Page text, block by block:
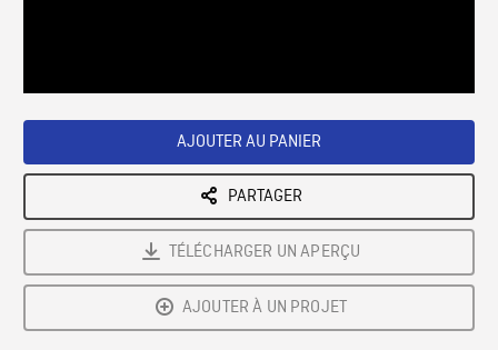
AJOUTER AU PANIER
PARTAGER
TÉLÉCHARGER UN APERÇU
AJOUTER À UN PROJET